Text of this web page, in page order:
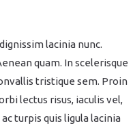
lacinia nunc.
quam. In scelerisque
tristique sem. Proin
lectus risus, iaculis vel,
turpis quis ligula lacinia